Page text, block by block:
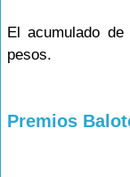
El acumulado de
pesos.
Premios